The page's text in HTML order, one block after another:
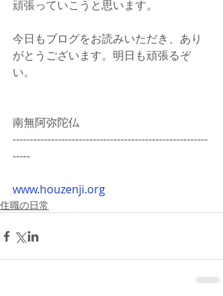
頑張っていこうと思います。
今日もブログをお読みいただき、あり
がとうございます。明日も頑張るぞ
い。
南無阿弥陀仏
--------------------------------------------------------
-----
www.houzenji.org
住職の日常